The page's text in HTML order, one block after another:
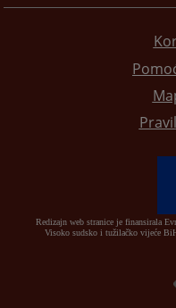
Redizajn web stranice je finansirala
Visoko sudsko i tužilačko vijeće